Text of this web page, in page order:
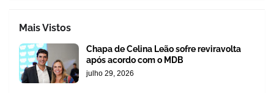
Mais Vistos
Chapa de Celina Leão sofre reviravolta
após acordo com o MDB
julho 29, 2026